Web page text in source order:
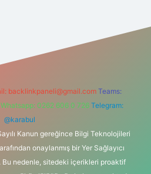
backlinkpaneli@gmail.com Teams:
Whatsapp: 0262 606 0 726 Telegram:
@karabul
Kanun gereğince Bilgi Teknolojileri
onaylanmış bir Yer Sağlayıcı
nedenle, sitedeki içerikleri proaktif